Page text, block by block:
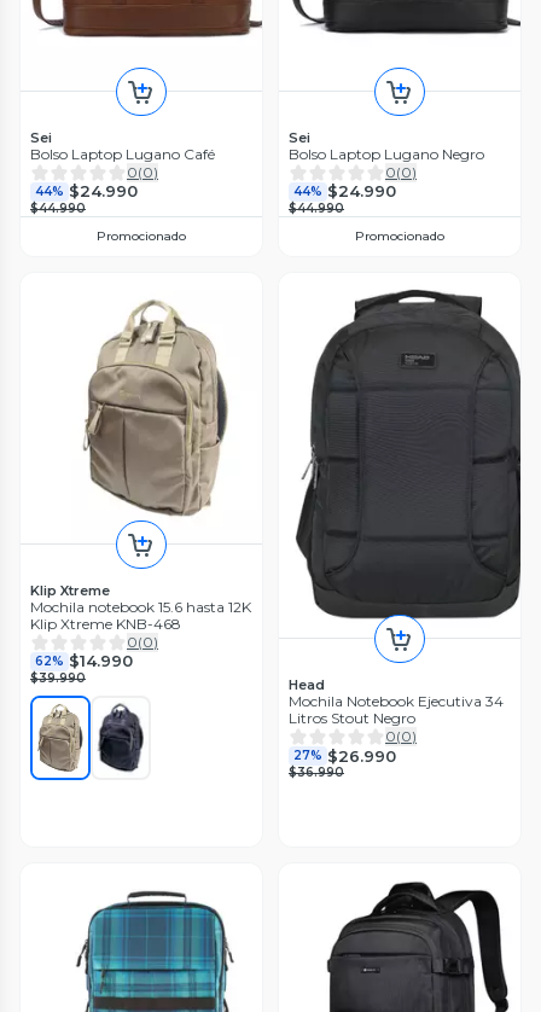
Sei
Bolso Laptop Lugano Café
0(0)
44% $24.990
$44.990
Promocionado
Sei
Bolso Laptop Lugano Negro
0(0)
44% $24.990
$44.990
Promocionado
Klip Xtreme
Mochila notebook 15.6 hasta 12K
Klip Xtreme KNB-468
0(0)
62% $14.990
$39.990 Head
Mochila Notebook Ejecutiva 34
Litros Stout Negro
0(0)
27% $26.990
$36.990